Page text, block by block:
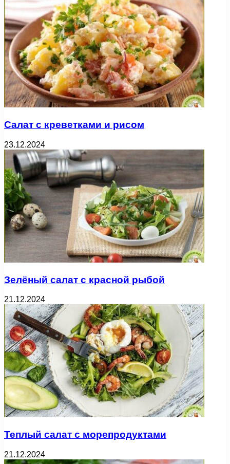
Салат с креветками и рисом
23.12.2024
Зелёный салат с красной рыбой
21.12.2024
Теплый салат с морепродуктами
21.12.2024